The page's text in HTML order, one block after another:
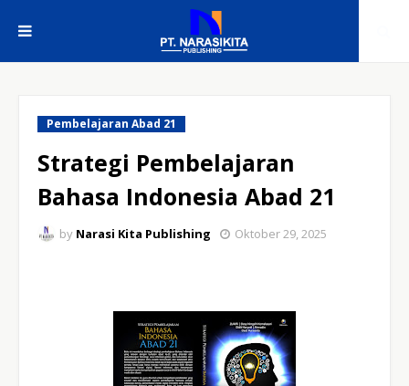
Pembelajaran Abad 21
Strategi Pembelajaran
Bahasa Indonesia Abad 21
by Narasi Kita Publishing Oktober 29, 2025